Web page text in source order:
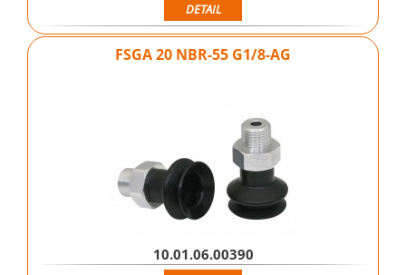
DETAIL
FSGA 20 NBR-55 G1/8-AG
10.01.06.00390